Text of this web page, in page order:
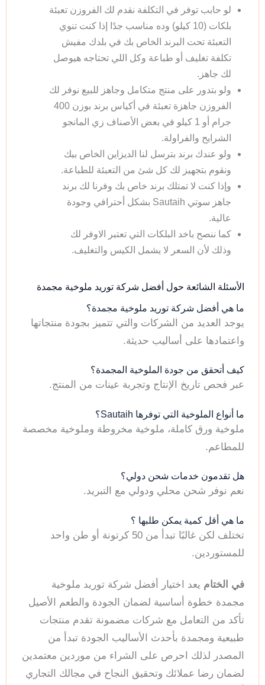
لو حابب توفر في التكلفة نقدم لك الفروزن تعبئة
بلكات (10 كيلو) وده مناسب جدًا إذا كنت تنوي
التعبئة تحت البرند الخاص بك في بلدك مفيش
تكلفة تغليف أو طباعة وكل اللي تحتاجه هيوصل
لك جاهز.
ولو بتدور على منتج متكامل وجاهز للبيع نوفر لك
الفروزن جاهزة تعبئة في أكياس برند بوزن 400
جرام أو 1 كيلو في بعض الأصناف زي المانجو
الشرايح والفراولة.
ولو عندك برند بترسل لنا الديزاين الخاص بيك
ونقوم بتجهيز لك كل شئ من التعبئة للطباعة.
وإذا كنت لا تمتلك برند خاص بك وفرنا لك برند
جاهز سوتي Sautaih بشكل أحترافي وجودة
عالية.
كما ننصح باخد البلكات التي تعتبر الاوفر لك
وذلك لأن السعر لا يشمل الكيس والتغليف.
الأسئلة الشائعة حول أفضل شركة توريد ملوخية مجمدة
ما هي أفضل شركة توريد ملوخية مجمدة؟
يوجد العديد من الشركات والتي تتميز بجودة منتجاتها
واعتمادها على أساليب حديثة.
كيف أتحقق من جودة الملوخية المجمدة؟
عبر فحص تاريخ الإنتاج وتجربة عينات من المنتج.
ما أنواع الملوخية التي توفرها Sautaih؟
ملوخية ورق كاملة، ملوخية مخروطة وملوخية مخصصة
للمطاعم.
هل تقدمون خدمات شحن دولي؟
نعم نوفر شحن محلي ودولي مع التبريد.
ما هي أقل كمية يمكن طلبها ؟
تختلف لكن غالبًا تبدأ من 50 كرتونة أو طن واحد
للمستوردين.
في الختام يعد اختيار أفضل شركة توريد ملوخية
مجمدة خطوة أساسية لضمان الجودة والطعم الأصيل
تأكد من التعامل مع شركات مضمونة تقدم منتجات
طبيعية ومجمدة بأحدث الأساليب الجودة تبدأ من
المصدر لذلك احرص على الشراء من موردين معتمدين
لضمان رضا عملائك وتحقيق النجاح في مجالك التجاري